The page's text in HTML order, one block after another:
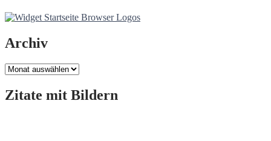
Archiv
Archiv
Zitate mit Bildern